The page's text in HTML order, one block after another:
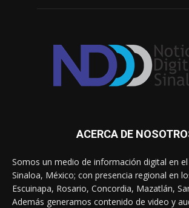
ACERCA DE
Somos un medio de información digital en
Sinaloa, México; con presencia regional en
Escuinapa, Rosario, Concordia, Mazatlán,
Además generamos contenido de video y